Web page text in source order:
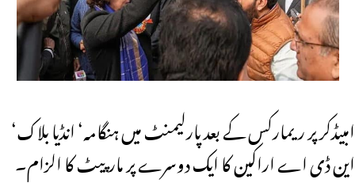
امبیڈکر پر ریمارکس کے بعد پارلیمنٹ میں ہنگامہ‘ انڈیا بلاک‘
این ڈی اے اراکین کا ایک دوسرے پر مارپیٹ کا الزام۔